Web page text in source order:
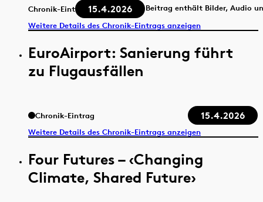
Chronik-Eintrag 15.4.2026
Beitrag enthält Bilder, Audio
Weitere Details des Chronik-Eintrags anzeigen
EuroAirport: Sanierung führt
zu Flugausfällen
Chronik-Eintrag 15.4.2026
Weitere Details des Chronik-Eintrags anzeigen
Four Futures – ‹Changing
Climate, Shared Future›